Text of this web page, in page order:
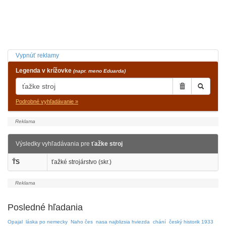
Vypnúť reklamy
Legenda v krížovke (napr. meno Eduarda)
Podrobné vyhľadávanie »
Výsledky vyhľadávania pre ťažke stroj
ŤS ťažké strojárstvo (skr.)
Posledné hľadania
Opajal láska po nemecky Naho čes nasa najblizsia hviezda chání český historik 1933